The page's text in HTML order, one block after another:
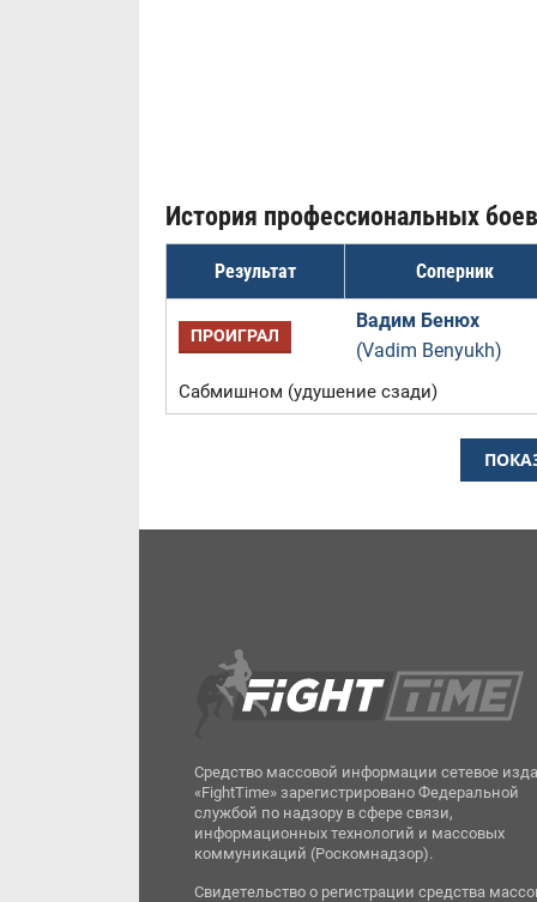
История профессиональных боев
Результат Соперник
ПРОИГРАЛ
Вадим Бенюх
(Vadim Benyukh)
Сабмишном (удушение сзади)
Средство массовой информации сетевое
«FightTime» зарегистрировано Федеральной
службой по надзору в сфере связи,
информационных технологий и массовых
коммуникаций (Роскомнадзор).
Свидетельство о регистрации средства